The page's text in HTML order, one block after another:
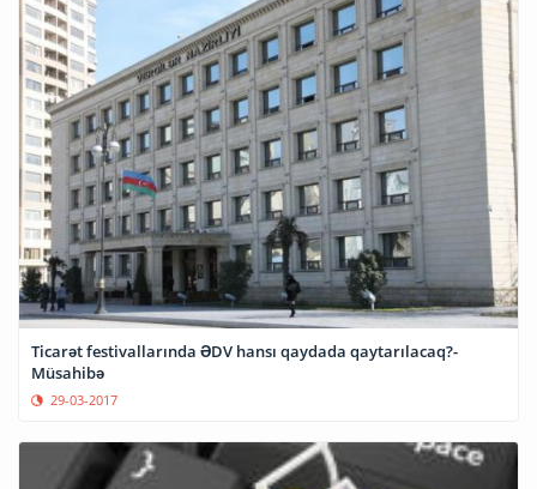
Ticarət festivallarında ƏDV hansı qaydada qaytarılacaq?-
Müsahibə
29-03-2017